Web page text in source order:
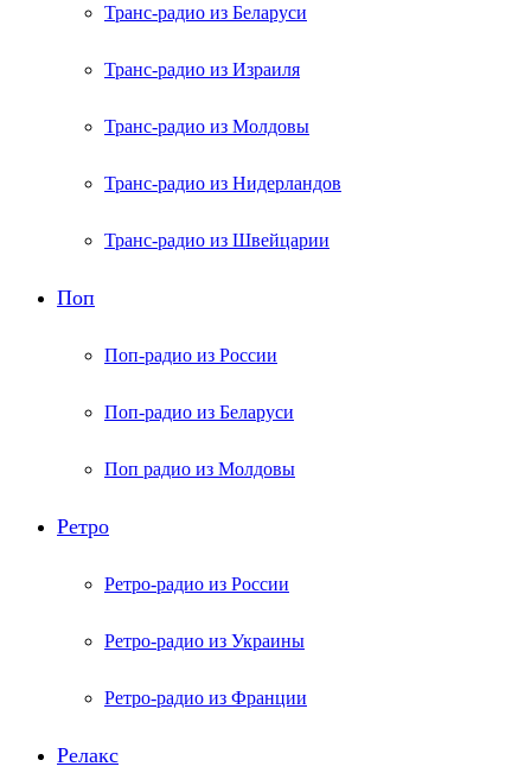
Транс-радио из Беларуси
Транс-радио из Израиля
Транс-радио из Молдовы
Транс-радио из Нидерландов
Транс-радио из Швейцарии
Поп
Поп-радио из России
Поп-радио из Беларуси
Поп радио из Молдовы
Ретро
Ретро-радио из России
Ретро-радио из Украины
Ретро-радио из Франции
Релакс